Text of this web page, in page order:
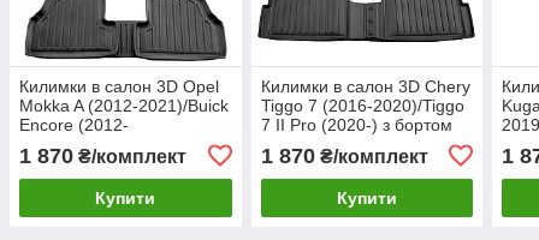
Килимки в салон 3D Opel
Mokka A (2012-2021)/Buick
Encore (2012-
(2012-2021) з бортом
ТЕП/
1 870 ₴/комплект
Купити
Килимки в салон 3D Chery
Tiggo 7 (2016-2020)/Tiggo
7 II Pro (2020-) з бортом
1 870₴/комплект
Купити
1